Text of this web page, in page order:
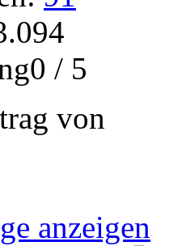
/ 5
von
anzeigen